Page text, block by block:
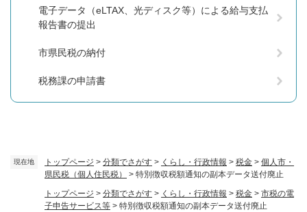
現在地 トップページ > 分類でさがす > くらし・行政情報 > 税金 > 個人市・
県民税（個人住民税）
> 特別徴収税額通知の副本データ送付廃止
トップページ > 分類でさがす > くらし・行政情報 > 税金 > 市税の電
子申告サービス等 > 特別徴収税額通知の副本データ送付廃止
電子データ（eLTAX、光ディスク等）による給与支払
報告書の提出
市県民税の納付
税務課の申請書